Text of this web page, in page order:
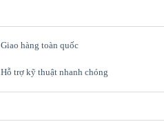
Giao hàng toàn quốc
Hỗ trợ kỹ thuật nhanh chóng